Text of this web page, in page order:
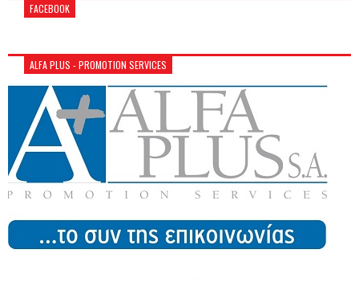
FACEBOOK
ALFA PLUS - PROMOTION SERVICES